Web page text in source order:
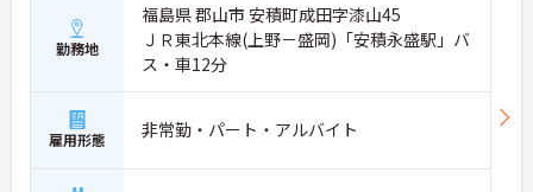
勤務地
福島県 郡山市 安積町成田字漆山45
ＪＲ東北本線(上野－盛岡)「安積永盛駅」バ
ス・車12分
雇用形態 非常勤・パート・アルバイト